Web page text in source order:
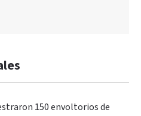
150 envoltorios de